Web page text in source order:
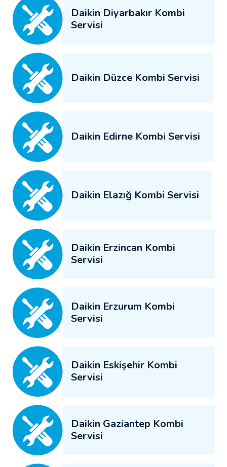
Daikin Diyarbakır Kombi
Servisi
Daikin Düzce Kombi Servisi
Daikin Edirne Kombi Servisi
Daikin Elazığ Kombi Servisi
Daikin Erzincan Kombi
Servisi
Daikin Erzurum Kombi
Servisi
Daikin Eskişehir Kombi
Servisi
Daikin Gaziantep Kombi
Servisi